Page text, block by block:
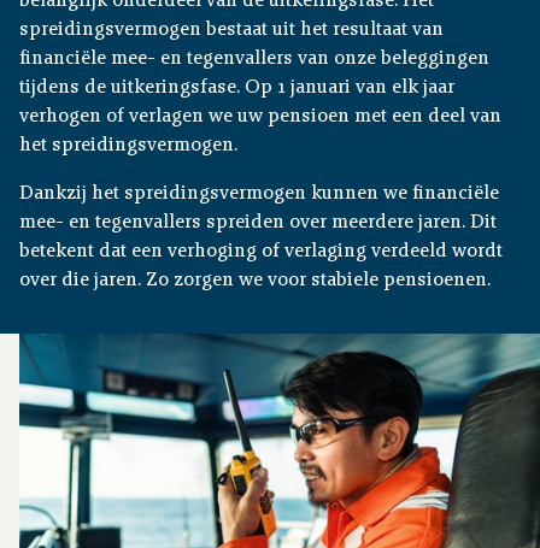
spreidingsvermogen bestaat uit het resultaat van
financiële mee- en tegenvallers van onze beleggingen
tijdens de uitkeringsfase. Op 1 januari van elk jaar
verhogen of verlagen we uw pensioen met een deel van
het spreidingsvermogen.
Dankzij het spreidingsvermogen kunnen we financiële
mee- en tegenvallers spreiden over meerdere jaren. Dit
betekent dat een verhoging of verlaging verdeeld wordt
over die jaren. Zo zorgen we voor stabiele pensioenen.